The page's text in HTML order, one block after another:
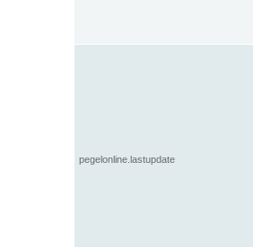
pegelonline.lastupdate